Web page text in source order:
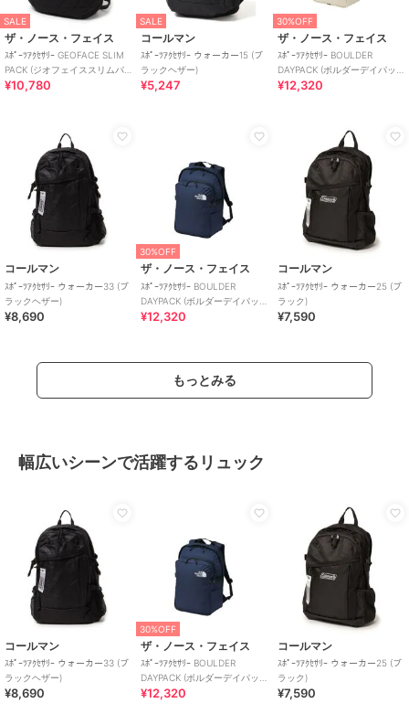
SALE
ザ・ノース・フェイス
ｽﾎﾟｰﾂｱｸｾｻﾘｰ GEOFACE SLIM
PACK (ジオフェイススリムパ
ック)
¥10,780
SALE
コールマン
ｽﾎﾟｰﾂｱｸｾｻﾘｰ ウォーカー15 (ブ
ラックヘザー)
¥5,247
30%OFF
ザ・ノース・フェイス
ｽﾎﾟｰﾂｱｸｾｻﾘｰ BOULDER
DAYPACK (ボルダーデイパッ
ク)
¥12,320
コールマン
ｽﾎﾟｰﾂｱｸｾｻﾘｰ ウォーカー33 (ブ
ラックヘザー)
¥8,690
30%OFF
ザ・ノース・フェイス
ｽﾎﾟｰﾂｱｸｾｻﾘｰ BOULDER
DAYPACK (ボルダーデイパッ
ク)
¥12,320
コールマン
ｽﾎﾟｰﾂｱｸｾｻﾘｰ ウォーカー25 (ブ
ラック)
¥7,590
もっとみる
幅広いシーンで活躍するリュック
コールマン
ｽﾎﾟｰﾂｱｸｾｻﾘｰ ウォーカー33 (ブ
ラックヘザー)
¥8,690
30%OFF
ザ・ノース・フェイス
ｽﾎﾟｰﾂｱｸｾｻﾘｰ BOULDER
DAYPACK (ボルダーデイパッ
ク)
¥12,320
コールマン
ｽﾎﾟｰﾂｱｸｾｻﾘｰ ウォーカー25 (ブ
ラック)
¥7,590